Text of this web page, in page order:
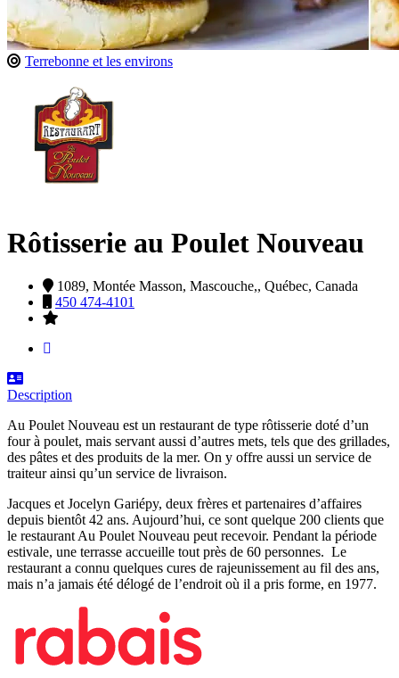
Terrebonne et les environs
Rôtisserie au Poulet Nouveau
1089, Montée Masson, Mascouche,, Québec, Canada
450 474-4101
Description
Au Poulet Nouveau est un restaurant de type rôtisserie doté d’un
four à poulet, mais servant aussi d’autres mets, tels que des grillades,
des pâtes et des produits de la mer. On y offre aussi un service de
traiteur ainsi qu’un service de livraison.
Jacques et Jocelyn Gariépy, deux frères et partenaires d’affaires
depuis bientôt 42 ans. Aujourd’hui, ce sont quelque 200 clients que
le restaurant Au Poulet Nouveau peut recevoir. Pendant la période
estivale, une terrasse accueille tout près de 60 personnes. Le
restaurant a connu quelques cures de rajeunissement au fil des ans,
mais n’a jamais été délogé de l’endroit où il a pris forme, en 1977.